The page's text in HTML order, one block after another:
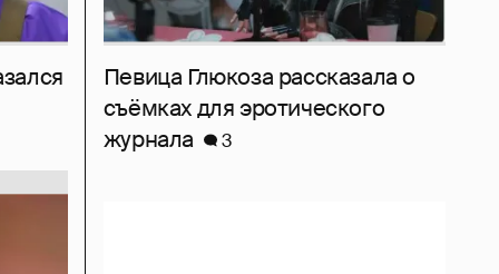
Певица Глюкоза рассказала о
съёмках для эротического
журнала
3